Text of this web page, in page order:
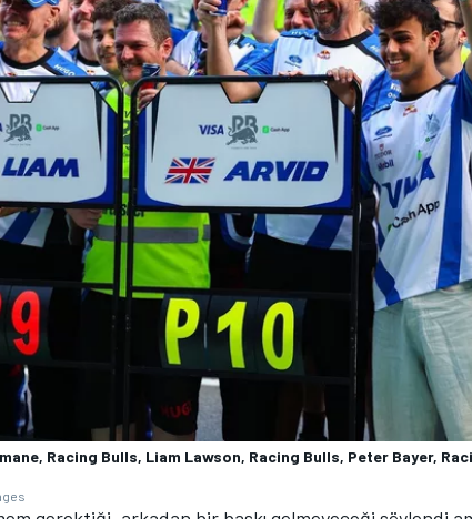
Racing Bulls, Liam Lawson, Racing Bulls, Peter Bayer,